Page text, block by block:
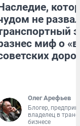
не
миф о
Олег Арефьев
Блогер,
владелец в
бизнесе